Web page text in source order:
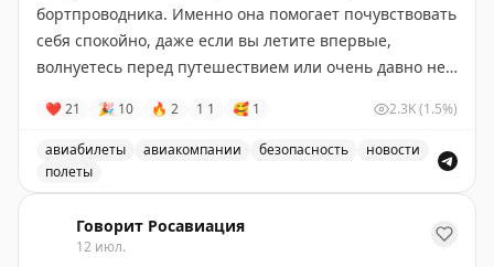
бортпроводника. Именно она помогает почувствовать
себя спокойно, даже если вы летите впервые,
волнуетесь перед путешествием или очень давно не
Бортпроводники — это люди, которые умеют быть
одновременно внимательными, заботливыми и
невероятно собранными. Они знают, как создать
уютную атмосферу на борту, поддержать пассажира
добрым словом, помочь в любой ситуации и сделать
❤ 21 🎉 10 🔥 2 1 1 🥰 1 2.3K(1.5%)
авиабилеты авиакомпании безопасность
новости
полеты
Говорит Росавиация
12 июл.